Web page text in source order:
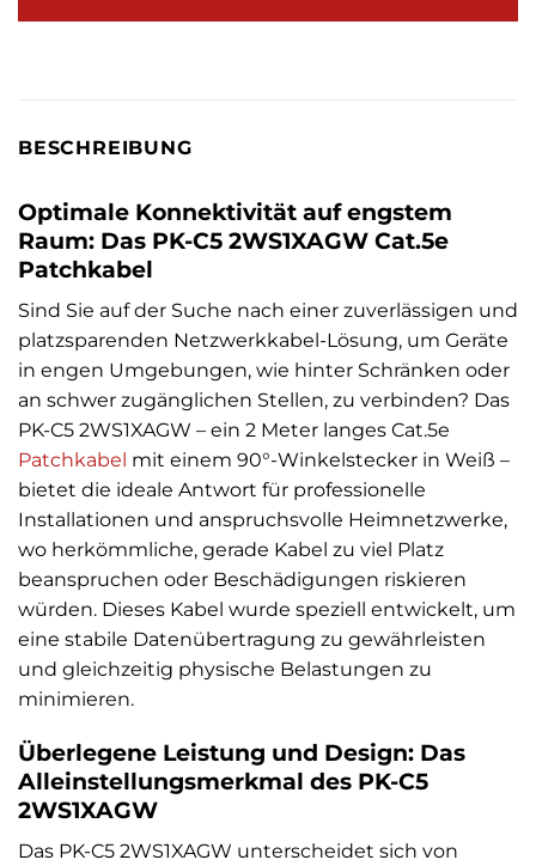
BESCHREIBUNG
Optimale Konnektivität auf engstem
Raum: Das PK-C5 2WS1XAGW Cat.5e
Patchkabel
Sind Sie auf der Suche nach einer zuverlässigen und
platzsparenden Netzwerkkabel-Lösung, um Geräte
in engen Umgebungen, wie hinter Schränken oder
an schwer zugänglichen Stellen, zu verbinden? Das
PK-C5 2WS1XAGW – ein 2 Meter langes Cat.5e
Patchkabel mit einem 90°-Winkelstecker in Weiß –
bietet die ideale Antwort für professionelle
Installationen und anspruchsvolle Heimnetzwerke,
wo herkömmliche, gerade Kabel zu viel Platz
beanspruchen oder Beschädigungen riskieren
würden. Dieses Kabel wurde speziell entwickelt, um
eine stabile Datenübertragung zu gewährleisten
und gleichzeitig physische Belastungen zu
minimieren.
Überlegene Leistung und Design: Das
Alleinstellungsmerkmal des PK-C5
2WS1XAGW
Das PK-C5 2WS1XAGW unterscheidet sich von